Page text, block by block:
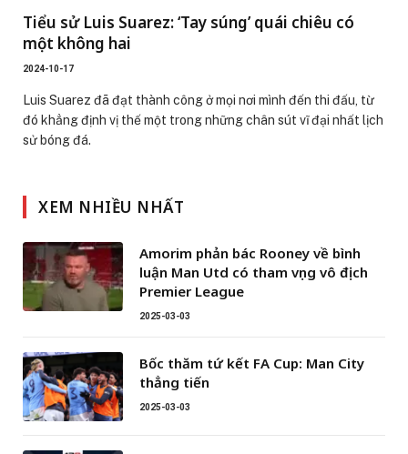
Tiểu sử Luis Suarez: ‘Tay súng’ quái chiêu có
một không hai
2024-10-17
Luis Suarez đã đạt thành công ở mọi nơi mình đến thi đấu, từ
đó khẳng định vị thế một trong những chân sút vĩ đại nhất lịch
sử bóng đá.
XEM NHIỀU NHẤT
Amorim phản bác Rooney về bình
luận Man Utd có tham vọng vô địch
Premier League
2025-03-03
Bốc thăm tứ kết FA Cup: Man City
thẳng tiến
2025-03-03